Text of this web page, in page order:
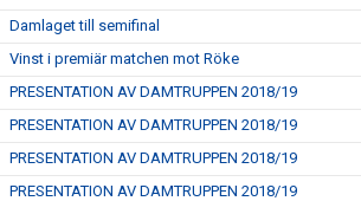
Damlaget till semifinal
Vinst i premiär matchen mot Röke
PRESENTATION AV DAMTRUPPEN 2018/19
PRESENTATION AV DAMTRUPPEN 2018/19
PRESENTATION AV DAMTRUPPEN 2018/19
PRESENTATION AV DAMTRUPPEN 2018/19